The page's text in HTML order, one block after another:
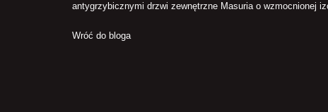
antygrzybicznymi drzwi zewnętrzne Masuria o wzmocnionej
Wróć do bloga